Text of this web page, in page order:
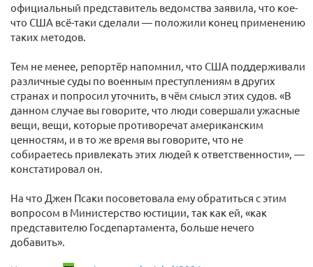
официальный представитель ведомства заявила, что кое-
что США всё-таки сделали — положили конец применению
таких методов.
Тем не менее, репортёр напомнил, что США поддерживали
различные суды по военным преступлениям в других
странах и попросил уточнить, в чём смысл этих судов. «В
данном случае вы говорите, что люди совершали ужасные
вещи, вещи, которые противоречат американским
ценностям, и в то же время вы говорите, что не
собираетесь привлекать этих людей к ответственности», —
констатировал он.
На что Джен Псаки посоветовала ему обратиться с этим
вопросом в Министерство юстиции, так как ей, «как
представителю Госдепартамента, больше нечего
добавить».